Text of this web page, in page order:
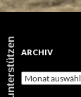
ARCHIV
Archiv